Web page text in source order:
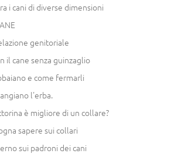
i cani di diverse dimensioni
genitoriale
il cane senza guinzaglio
e come fermarli
l'erba.
è migliore di un collare?
sapere sui collari
sui padroni dei cani